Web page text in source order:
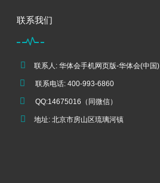
联系我们
联系人: 华体会手机网页版-华体会(中国)
联系电话: 400-993-6860
QQ:14675016（同微信）
地址: 北京市房山区琉璃河镇